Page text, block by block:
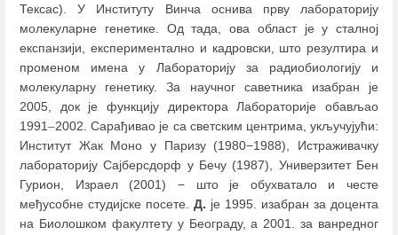
Тексас). У Институту Винча оснива прву лабораторију
молекуларне генетике. Од тада, ова област је у сталној
експанзији, експериментално и кадровски, што резултира и
променом имена у Лабораторију за радиобиологију и
молекуларну генетику. За научног саветника изабран је
2005, док је функцију директора Лабораторије обављао
1991–2002. Сарађивао је са светским центрима, укључујући:
Институт Жак Моно у Паризу (1980−1988), Истраживачку
лабораторију Сајберсдорф у Бечу (1987), Универзитет Бен
Гурион, Израел (2001) − што је обухватало и честе
међусобне студијске посете. Д. је 1995. изабран за доцента
на Биолошком факултету у Београду, а 2001. за ванредног